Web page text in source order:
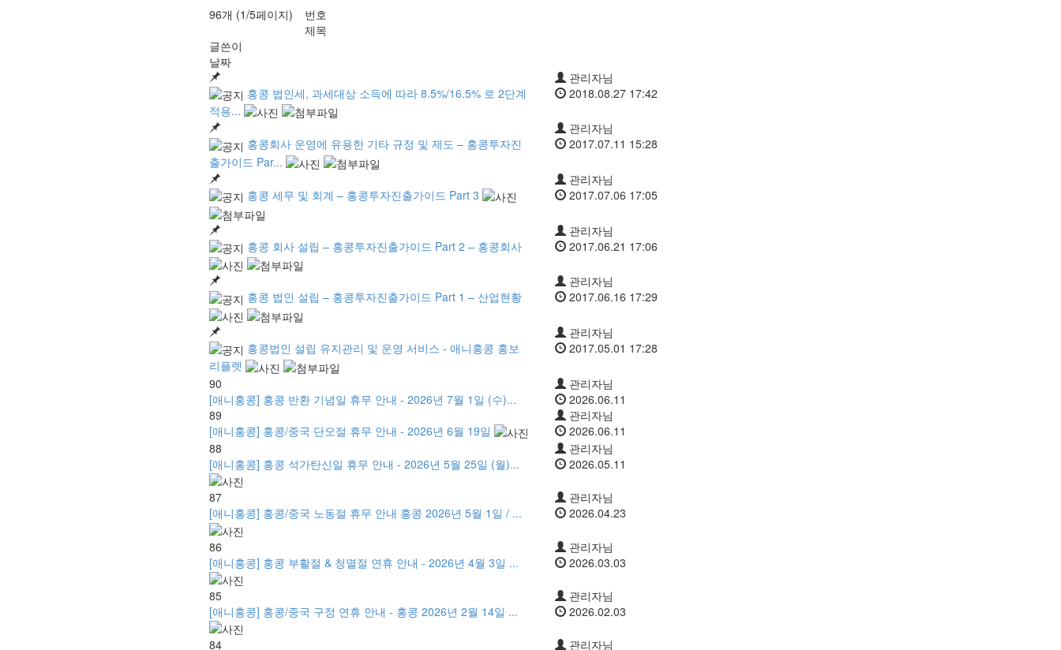
96개 (1/5페이지)
번호
제목
글쓴이
날짜
홍콩 법인세, 과세대상 소득에 따라 8.5%/16.5% 로 2단계
적용...
관리자님
2018.08.27 17:42
홍콩회사 운영에 유용한 기타 규정 및 제도 – 홍콩투자진
출가이드 Par...
관리자님
2017.07.11 15:28
홍콩 세무 및 회계 – 홍콩투자진출가이드 Part 3
관리자님
2017.07.06 17:05
홍콩 회사 설립 – 홍콩투자진출가이드 Part 2 – 홍콩회사
관리자님
2017.06.21 17:06
홍콩 법인 설립 – 홍콩투자진출가이드 Part 1 – 산업현황
관리자님
2017.06.16 17:29
홍콩법인 설립 유지관리 및 운영 서비스 - 애니홍콩 홍보
리플렛
관리자님
2017.05.01 17:28
90
[애니홍콩] 홍콩 반환 기념일 휴무 안내 - 2026년 7월 1일 (수)...
관리자님
2026.06.11
89
[애니홍콩] 홍콩/중국 단오절 휴무 안내 - 2026년 6월 19일
관리자님
2026.06.11
88
[애니홍콩] 홍콩 석가탄신일 휴무 안내 - 2026년 5월 25일 (월)...
관리자님
2026.05.11
87
[애니홍콩] 홍콩/중국 노동절 휴무 안내 홍콩 2026년 5월 1일 / ...
관리자님
2026.04.23
86
[애니홍콩] 홍콩 부활절 & 청멸절 연휴 안내 - 2026년 4월 3일 ...
관리자님
2026.03.03
85
[애니홍콩] 홍콩/중국 구정 연휴 안내 - 홍콩 2026년 2월 14일 ...
관리자님
2026.02.03
84
관리자님